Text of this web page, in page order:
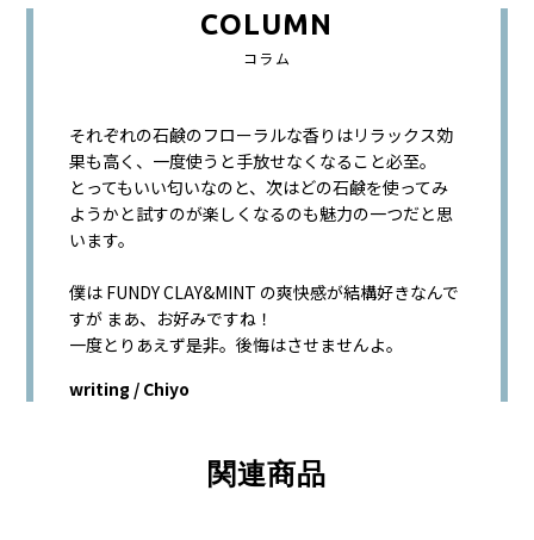
COLUMN
コラム
それぞれの石鹸のフローラルな香りはリラックス効
果も高く、一度使うと手放せなくなること必至。
とってもいい匂いなのと、次はどの石鹸を使ってみ
ようかと試すのが楽しくなるのも魅力の一つだと思
います。
僕は FUNDY CLAY&MINT の爽快感が結構好きなんで
すが まあ、お好みですね！
一度とりあえず是非。後悔はさせませんよ。
writing / Chiyo
関連商品